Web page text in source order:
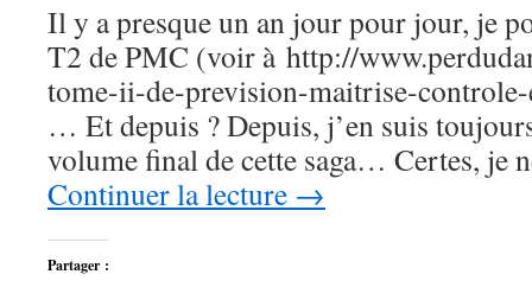
Il y a presque un an jour pour jour, je
T2 de PMC (voir à http://
tome-ii-de-prevision-maitrise-
… Et depuis ? Depuis, j’en suis
volume final de cette saga… Certes, je
Continuer la lecture →
Partager :